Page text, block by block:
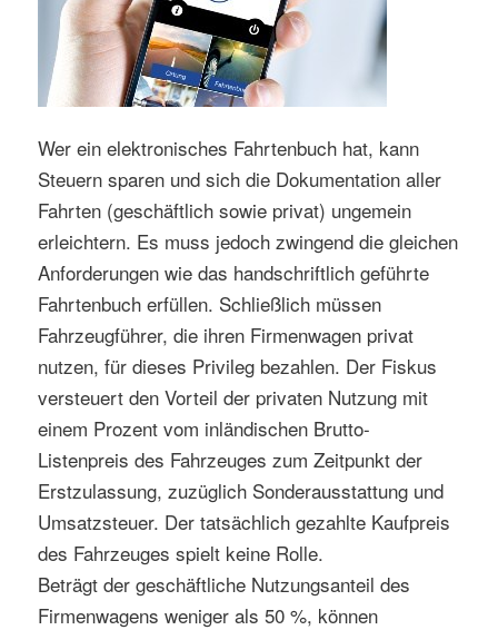
Wer ein elektronisches Fahrtenbuch hat, kann
Steuern sparen und sich die Dokumentation aller
Fahrten (geschäftlich sowie privat) ungemein
erleichtern. Es muss jedoch zwingend die gleichen
Anforderungen wie das handschriftlich geführte
Fahrtenbuch erfüllen. Schließlich müssen
Fahrzeugführer, die ihren Firmenwagen privat
nutzen, für dieses Privileg bezahlen. Der Fiskus
versteuert den Vorteil der privaten Nutzung mit
einem Prozent vom inländischen Brutto-
Listenpreis des Fahrzeuges zum Zeitpunkt der
Erstzulassung, zuzüglich Sonderausstattung und
Umsatzsteuer. Der tatsächlich gezahlte Kaufpreis
des Fahrzeuges spielt keine Rolle.
Beträgt der geschäftliche Nutzungsanteil des
Firmenwagens weniger als 50 %, können